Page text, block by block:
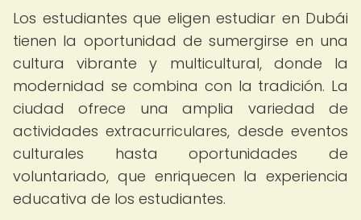
Los estudiantes que eligen estudiar en Dubái
tienen la oportunidad de sumergirse en una
cultura vibrante y multicultural, donde la
modernidad se combina con la tradición. La
ciudad ofrece una amplia variedad de
actividades extracurriculares, desde eventos
culturales hasta oportunidades de
voluntariado, que enriquecen la experiencia
educativa de los estudiantes.